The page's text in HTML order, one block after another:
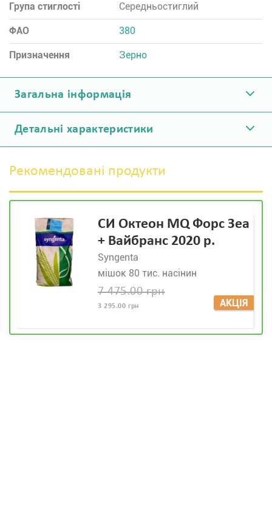
Група стиглості Середньостиглий
ФАО 380
Призначення Зерно
Загальна інформація
Детальні характеристики
Рекомендовані продукти
СИ Октеон MQ Форс Зеа
+ Вайбранс 2020 р.
Syngenta
мішок 80 тис. насінин
АКЦІЯ
7 475.00 грн
3 295.00 грн